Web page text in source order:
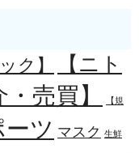
ク】
【ニト
・売買】 【規
ーツ マスク 生鮮